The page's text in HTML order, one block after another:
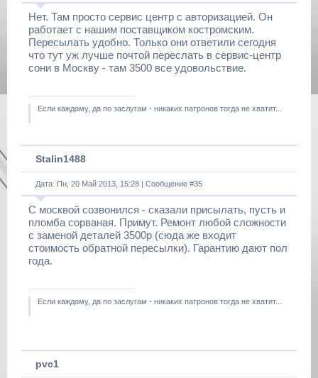
Нет. Там просто сервис центр с авторизацией. Он
работает с нашим поставщиком костромским.
Пересылать удобно. Только они ответили сегодня
что тут уж лучше почтой переслать в сервис-центр
сони в Москву - там 3500 все удовольствие.
Если каждому, да по заслугам - никаких патронов тогда не хватит...
Stalin1488
Дата: Пн, 20 Май 2013, 15:28 | Сообщение #35
С москвой созвонился - сказали присылать, пусть и
пломба сорваная. Примут. Ремонт любой сложности
с заменой деталей 3500р (сюда же входит
стоимость обратной пересылки). Гарантию дают пол
года.
Если каждому, да по заслугам - никаких патронов тогда не хватит...
pvc1